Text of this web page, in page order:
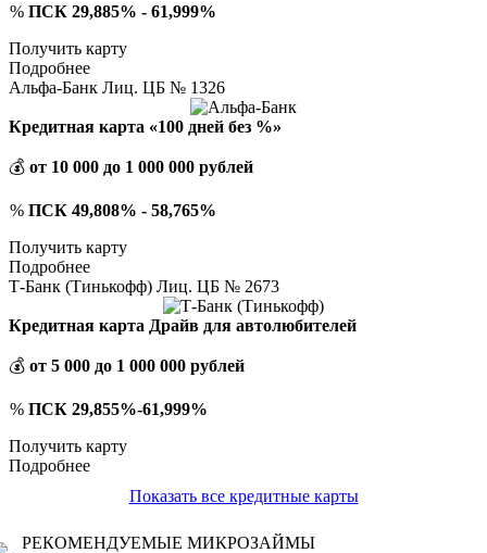
% ПСК 29,885% - 61,999%
Получить карту
Подробнее
Альфа-Банк Лиц. ЦБ № 1326
Кредитная карта «100 дней без %»
💰 от 10 000 до 1 000 000 рублей
% ПСК 49,808% - 58,765%
Получить карту
Подробнее
Т-Банк (Тинькофф) Лиц. ЦБ № 2673
Кредитная карта Драйв для автолюбителей
💰 от 5 000 до 1 000 000 рублей
% ПСК 29,855%-61,999%
Получить карту
Подробнее
Показать все кредитные карты
РЕКОМЕНДУЕМЫЕ МИКРОЗАЙМЫ